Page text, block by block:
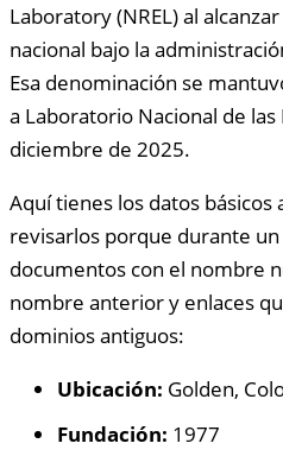
Laboratory (NREL) al
nacional bajo la
Esa denominación se
a Laboratorio Nacional de las
diciembre de 2025.
Aquí tienes los datos básicos
revisarlos porque durante
documentos con el nombre
nombre anterior y enlaces
dominios antiguos:
Ubicación: Golden,
Fundación: 1977